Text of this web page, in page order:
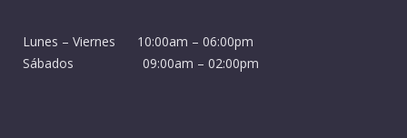
Lunes – Viernes 10:00am – 06:00pm
Sábados 09:00am – 02:00pm